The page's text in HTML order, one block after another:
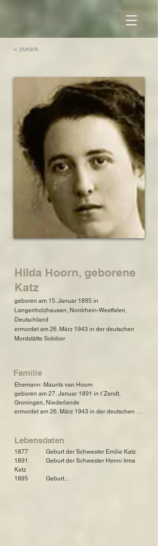
< zurück
Hilda Hoorn, geborene
Katz
geboren am 15. Januar 1895 in
Langenholzhausen, Nordrhein-Westfalen,
Deutschland
ermordet am 26. März 1943 in der deutschen
Mordstätte Sobibor
Familie
Ehemann: Maurits van Hoorn
geboren am 27. Januar 1891 in t´Zandt,
Groningen, Niederlande
ermordet am 26. März 1943 in der deutschen
Tochter: Emma van Hoorn, Rufname Emmy
Lebensdaten
1877            Geburt der Schwester Emilie Katz
1891            Geburt der Schwester Henni Irma
Katz
1895            Geburt